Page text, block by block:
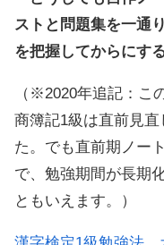
ストと問題集を一通
を把握してからにする
（※2020年追記：こ
商簿記1級は直前見
た。でも直前期ノー
で、勉強期間が長期
ともいえます。）